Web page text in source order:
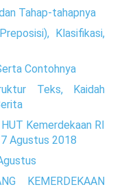
Tahap-tahapnya
Klasifikasi,
Contohnya
Teks, Kaidah
Kemerdekaan RI
Agustus 2018
KEMERDEKAAN